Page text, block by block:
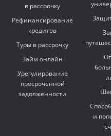
в рассрочку
Рефинансирование
кредитов
Туры в рассрочку
Займ онлайн
Урегулирование
просроченной
задолженности
и